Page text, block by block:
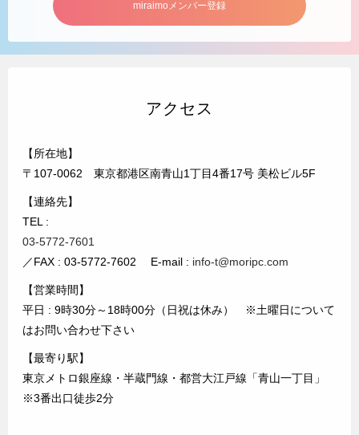
miraimoメンバー登録
アクセス
【所在地】
〒107-0062 東京都港区南青山1丁目4番17号 美松ビル5F
【連絡先】
TEL :
03-5772-7601
／FAX : 03-5772-7602 E-mail : info-t@moripc.com
【営業時間】
平日 : 9時30分～18時00分（日祝は休み） ※土曜日について
はお問い合わせ下さい
【最寄り駅】
東京メトロ銀座線・半蔵門線・都営大江戸線「青山一丁目」
※3番出口徒歩2分